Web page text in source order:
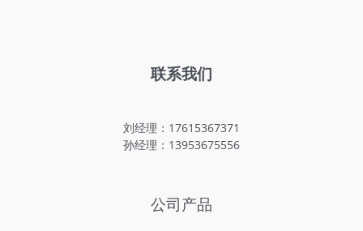
联系我们
刘经理：17615367371
孙经理：13953675556
公司产品